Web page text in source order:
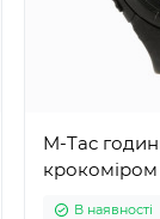
M-Tac
В наявності